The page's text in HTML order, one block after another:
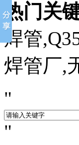
热门关
焊管
焊管厂,